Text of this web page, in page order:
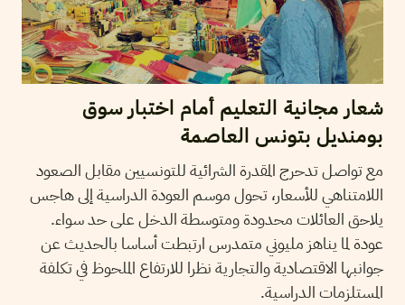
شعار مجانية التعليم أمام اختبار سوق
بومنديل بتونس العاصمة
مع تواصل تدحرج المقدرة الشرائية للتونسيين مقابل الصعود
اللامتناهي للأسعار، تحول موسم العودة الدراسية إلى هاجس
يلاحق العائلات محدودة ومتوسطة الدخل على حد سواء.
عودة لما يناهز مليوني متمدرس ارتبطت أساسا بالحديث عن
جوانبها الاقتصادية والتجارية نظرا للارتفاع الملحوظ في تكلفة
المستلزمات الدراسية.